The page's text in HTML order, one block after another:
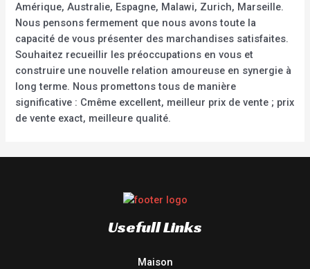
Amérique, Australie, Espagne, Malawi, Zurich, Marseille.
Nous pensons fermement que nous avons toute la
capacité de vous présenter des marchandises satisfaites.
Souhaitez recueillir les préoccupations en vous et
construire une nouvelle relation amoureuse en synergie à
long terme. Nous promettons tous de manière
significative : Cmême excellent, meilleur prix de vente ; prix
de vente exact, meilleure qualité.
Usefull Links
Maison